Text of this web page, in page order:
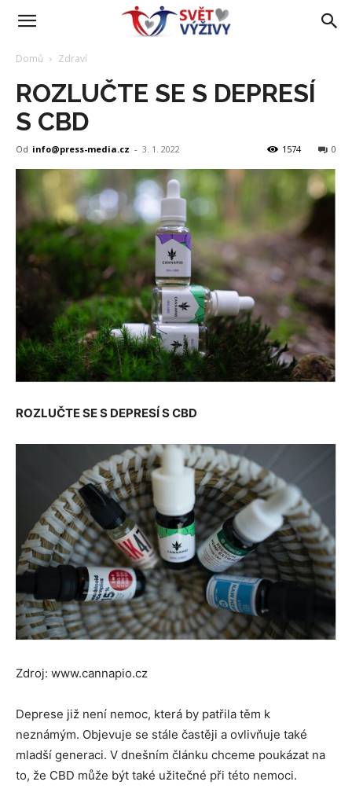
Domů Zdraví
ROZLUČTE SE S DEPRESÍ
S CBD
Od info@press-media.cz - 3. 1. 2022 0
1574
ROZLUČTE SE S DEPRESÍ S CBD
Zdroj: www.cannapio.cz
Deprese již není nemoc, která by patřila těm k
neznámým. Objevuje se stále častěji a ovlivňuje také
mladší generaci. V dnešním článku chceme poukázat na
to, že CBD může být také užitečné při této nemoci.